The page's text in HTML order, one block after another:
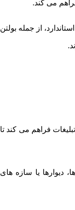
می کند.
از جمله بولتن
فراهم می کند تا
دیوارها یا سازه های